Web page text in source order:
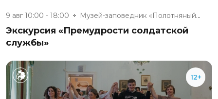
9 авг 10:00 - 18:00 Музей-заповедник «Полотняный З...
Экскурсия «Премудрости солдатской
службы»
12+